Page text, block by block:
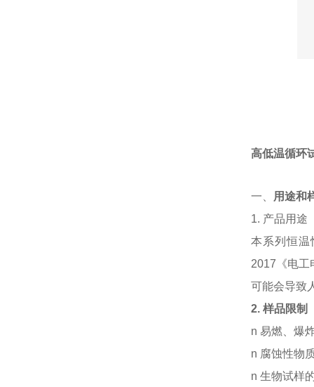
高低温循环
一、
用途和
1. 产品用途
本系列恒温
2017《电工
可能会导致
2. 样品限制
n 易燃、爆
n 腐蚀性物
n 生物试样